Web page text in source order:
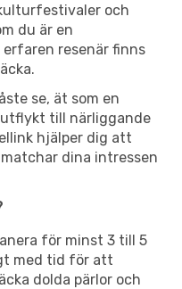
och
du är en
resenär finns
se, ät som en
till närliggande
hjälper dig att
dina intressen
för minst 3 till 5
med tid för att
dolda pärlor och